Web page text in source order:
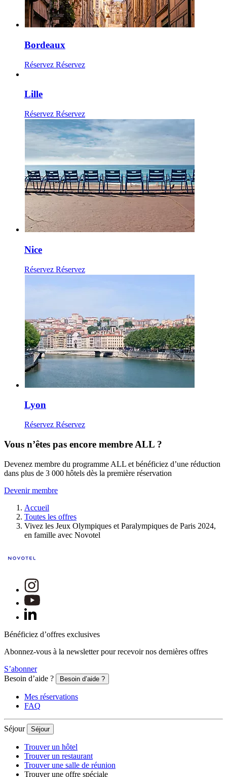
Bordeaux
Réservez Réservez
Lille
Réservez Réservez
Nice
Réservez Réservez
Lyon
Réservez Réservez
Vous n’êtes pas encore membre ALL ?
Devenez membre du programme ALL et bénéficiez d’une réduction
dans plus de 3 000 hôtels dès la première réservation
Devenir membre
Accueil
Toutes les offres
Vivez les Jeux Olympiques et Paralympiques de Paris 2024,
en famille avec Novotel
Bénéficiez d’offres exclusives
Abonnez-vous à la newsletter pour recevoir nos dernières offres
S’abonner
Besoin d’aide ?
Besoin d’aide ?
Mes réservations
FAQ
Séjour Séjour
Trouver un hôtel
Trouver un restaurant
Trouver une salle de réunion
Trouver une offre spéciale